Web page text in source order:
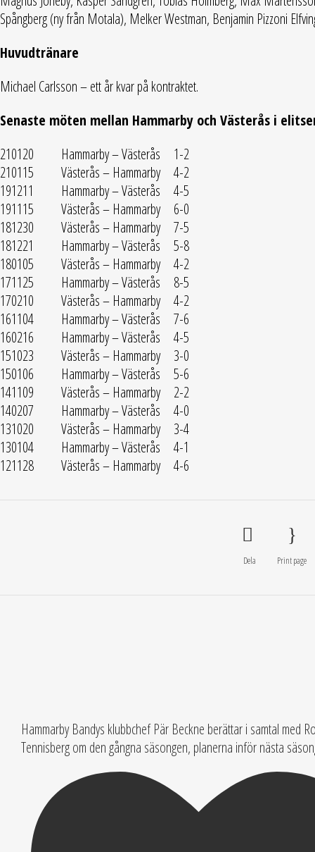
Spångberg (ny från Motala), Melker Westman, Benjamin Pizzoni
Huvudtränare
Michael Carlsson – ett år kvar på kontraktet.
Senaste möten mellan Hammarby och Västerås i
210120 Hammarby – Västerås 1-2
210115 Västerås – Hammarby 4-2
191211 Hammarby – Västerås 4-5
191115 Västerås – Hammarby 6-0
181230 Västerås – Hammarby 7-5
181221 Hammarby – Västerås 5-8
180105 Västerås – Hammarby 4-2
171125 Hammarby – Västerås 8-5
170210 Västerås – Hammarby 4-2
161104 Hammarby – Västerås 7-6
160216 Hammarby – Västerås 4-5
151023 Västerås – Hammarby 3-0
150106 Hammarby – Västerås 5-6
141109 Västerås – Hammarby 2-2
140207 Hammarby – Västerås 4-0
131020 Västerås – Hammarby 3-4
130104 Hammarby – Västerås 4-1
121128 Västerås – Hammarby 4-6
Dela Print page
Hammarby Bandys klubbchef Pär Beckne berättar i samtal med
Tennisberg om den gångna säsongen, planerna inför nästa